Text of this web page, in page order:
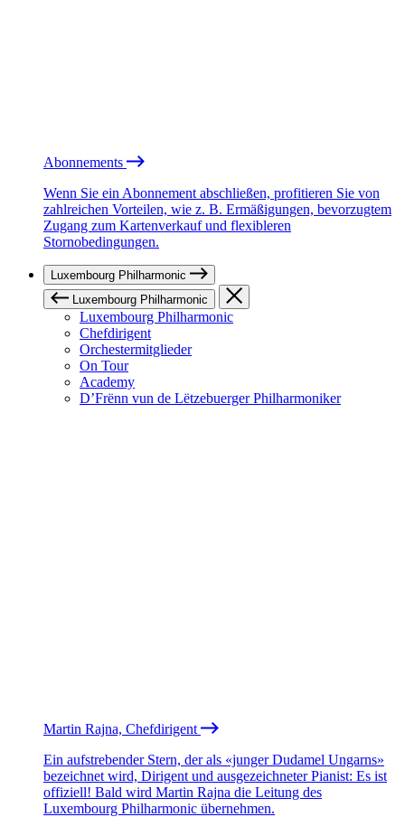
Abonnements
Wenn Sie ein Abonnement abschließen, profitieren Sie von
zahlreichen Vorteilen, wie z. B. Ermäßigungen, bevorzugtem
Zugang zum Kartenverkauf und flexibleren
Stornobedingungen.
Luxembourg Philharmonic
Luxembourg Philharmonic
Luxembourg Philharmonic
Chefdirigent
Orchestermitglieder
On Tour
Academy
D’Frënn vun de Lëtzebuerger Philharmoniker
Martin Rajna, Chefdirigent
Ein aufstrebender Stern, der als «junger Dudamel Ungarns»
bezeichnet wird, Dirigent und ausgezeichneter Pianist: Es ist
offiziell! Bald wird Martin Rajna die Leitung des
Luxembourg Philharmonic übernehmen.